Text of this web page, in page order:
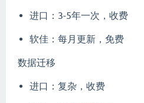
进口：3-5年一次，收费
软佳：每月更新，免费
数据迁移
进口：复杂，收费